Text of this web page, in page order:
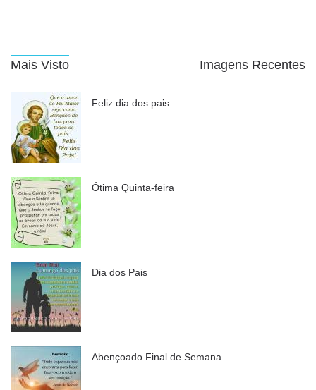
Mais Visto Imagens Recentes
Feliz dia dos pais
Ótima Quinta-feira
Dia dos Pais
Abençoado Final de Semana